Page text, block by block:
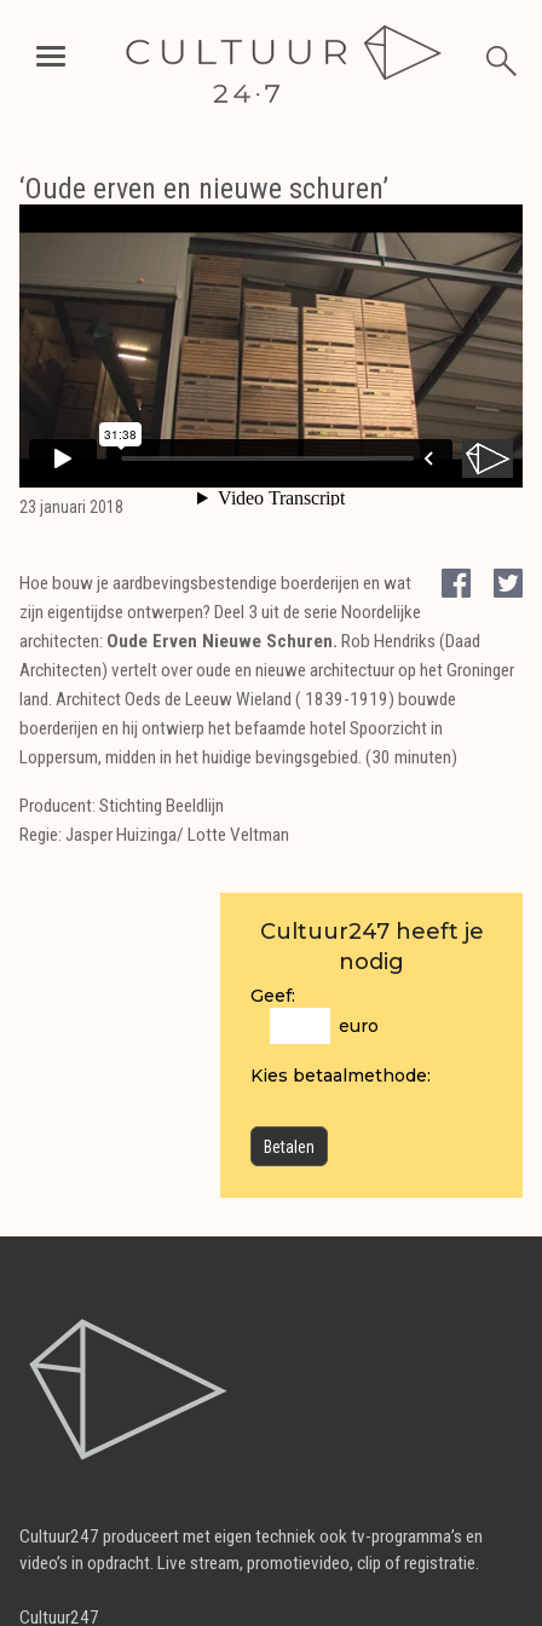
‘Oude erven en nieuwe schuren’
23 januari 2018
Hoe bouw je aardbevingsbestendige boerderijen en wat
zijn eigentijdse ontwerpen? Deel 3 uit de serie Noordelijke
architecten: Oude Erven Nieuwe Schuren. Rob Hendriks (Daad
Architecten) vertelt over oude en nieuwe architectuur op het Groninger
land. Architect Oeds de Leeuw Wieland ( 1839-1919) bouwde
boerderijen en hij ontwierp het befaamde hotel Spoorzicht in
Loppersum, midden in het huidige bevingsgebied. (30 minuten)
Producent: Stichting Beeldlijn
Regie: Jasper Huizinga/ Lotte Veltman
Cultuur247 heeft je
nodig
Geef:
euro
Kies betaalmethode:
Cultuur247 produceert met eigen techniek ook tv-programma’s en
video’s in opdracht. Live stream, promotievideo, clip of registratie.
Cultuur247